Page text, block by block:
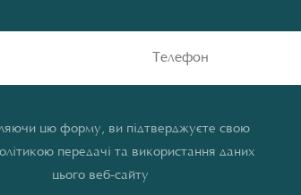
цю форму, ви підтверджуєте свою
передачі та використання даних
цього веб-сайту